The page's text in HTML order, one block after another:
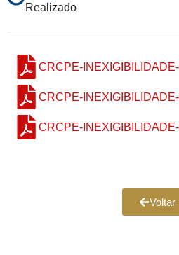
Realizado
CRCPE-
CRCPE-
CRCPE-
Voltar